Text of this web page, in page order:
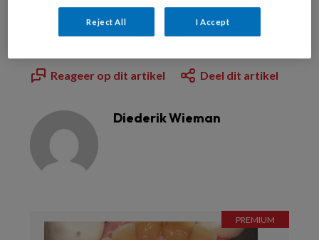
mondzorgprofessional.
Neem hier een kijkje
de website.
Reageer op dit artikel Deel dit artikel
Diederik Wieman
Reject All I Accept